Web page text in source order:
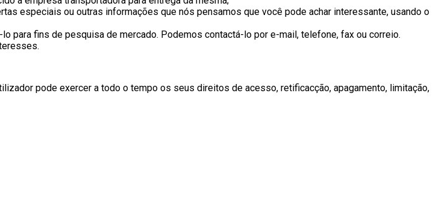
especiais ou outras informações que nós pensamos que você pode achar interessante, usando o
para fins de pesquisa de mercado. Podemos contactá-lo por e-mail, telefone, fax ou correio.
pode exercer a todo o tempo os seus direitos de acesso, retificacção, apagamento, limitação,